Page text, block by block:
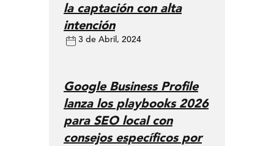
la captación con alta
intención
3 de Abril, 2024
Google Business Profile
lanza los playbooks 2026
para SEO local con
consejos específicos por